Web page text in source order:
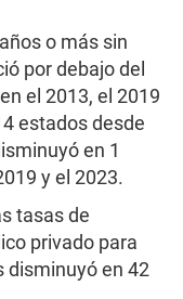
o más sin
por debajo del
el 2013, el 2019
estados desde
en 1
y el 2023.
tasas de
privado para
disminuyó en 42